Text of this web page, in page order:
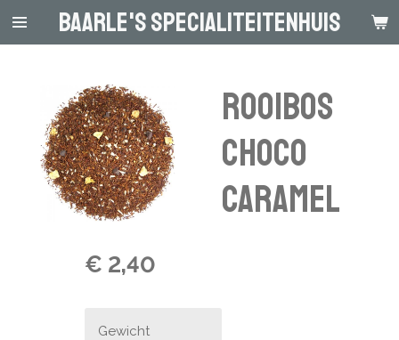
Ga
hoofdinhoud
Baarle's Specialiteitenhuis
Rooibos
Choco
Caramel
€ 2,40
Gewicht